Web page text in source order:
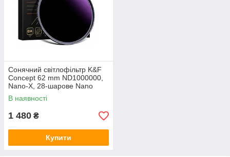
Сонячний світлофільтр K&F
Concept 62 mm ND1000000,
Nano-X, 28-шарове Nano
покриття
В наявності
1 480 ₴
Купити